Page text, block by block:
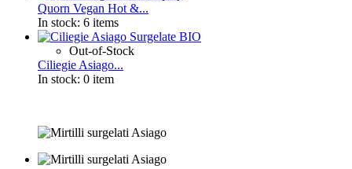
Quorn Vegan Hot &...
In stock: 6 items
Out-of-Stock
Ciliegie Asiago...
In stock: 0 item